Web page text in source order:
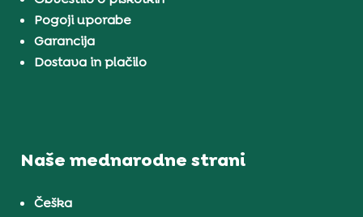
Pogoji uporabe
Garancija
Dostava in plačilo
Naše mednarodne strani
Češka